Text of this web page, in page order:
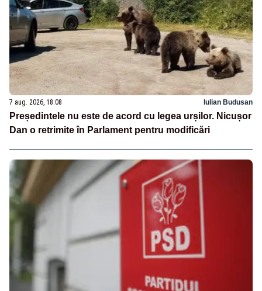
7 aug. 2026, 18:08 Iulian Budusan
Președintele nu este de acord cu legea urșilor. Nicușor
Dan o retrimite în Parlament pentru modificări